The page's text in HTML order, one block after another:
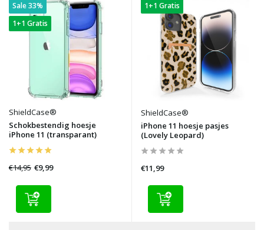
Sale 33%
1+1 Gratis
ShieldCase®
Schokbestendig hoesje
iPhone 11 (transparant)
€14,95 €9,99
1+1 Gratis
ShieldCase®
iPhone 11 hoesje pasjes
(Lovely Leopard)
€11,99